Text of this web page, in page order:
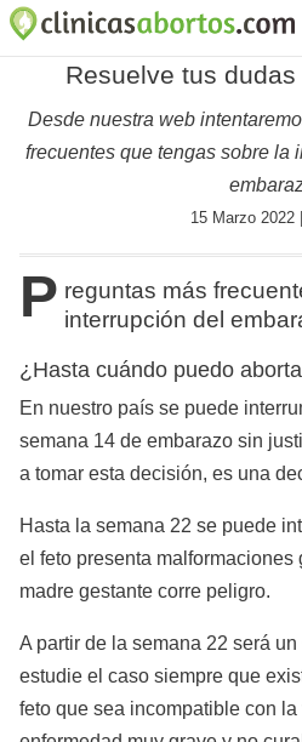
Resuelve tus
Desde nuestra web
frecuentes que tengas sobre la
15 Marzo 2022 |
P reguntas más
interrupción del
¿Hasta cuándo puedo
En nuestro país se puede
semana 14 de embarazo sin
a tomar esta decisión, es una
Hasta la semana 22 se puede
el feto presenta malformaciones
madre gestante corre peligro.
A partir de la semana 22 será
estudie el caso siempre que
feto que sea incompatible con